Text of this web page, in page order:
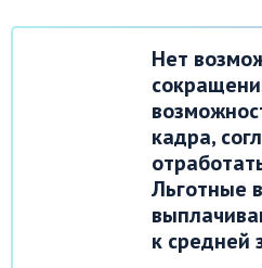
Нет
кадра,
Льготные
к средней